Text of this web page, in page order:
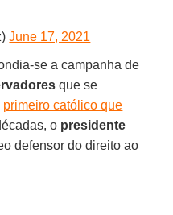
June 17, 2021
se a campanha de
que se
primeiro católico que
o presidente
defensor do direito ao